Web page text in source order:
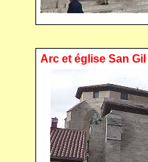
Arc et église San Gil